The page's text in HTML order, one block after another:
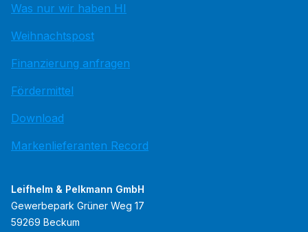
Was nur wir haben HI
Weihnachtspost
Finanzierung anfragen
Fördermittel
Download
Markenlieferanten Record
Leifhelm & Pelkmann GmbH
Gewerbepark Grüner Weg 17
59269 Beckum